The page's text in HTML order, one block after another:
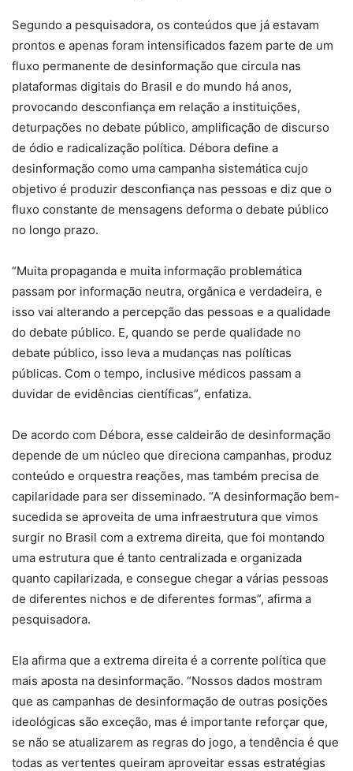
Segundo a pesquisadora, os conteúdos que já estavam
prontos e apenas foram intensificados fazem parte de um
fluxo permanente de desinformação que circula nas
plataformas digitais do Brasil e do mundo há anos,
provocando desconfiança em relação a instituições,
deturpações no debate público, amplificação de discurso
de ódio e radicalização política. Débora define a
desinformação como uma campanha sistemática cujo
objetivo é produzir desconfiança nas pessoas e diz que o
fluxo constante de mensagens deforma o debate público
no longo prazo.
“Muita propaganda e muita informação problemática
passam por informação neutra, orgânica e verdadeira, e
isso vai alterando a percepção das pessoas e a qualidade
do debate público. E, quando se perde qualidade no
debate público, isso leva a mudanças nas políticas
públicas. Com o tempo, inclusive médicos passam a
duvidar de evidências científicas”, enfatiza.
De acordo com Débora, esse caldeirão de desinformação
depende de um núcleo que direciona campanhas, produz
conteúdo e orquestra reações, mas também precisa de
capilaridade para ser disseminado. “A desinformação bem-
sucedida se aproveita de uma infraestrutura que vimos
surgir no Brasil com a extrema direita, que foi montando
uma estrutura que é tanto centralizada e organizada
quanto capilarizada, e consegue chegar a várias pessoas
de diferentes nichos e de diferentes formas”, afirma a
pesquisadora.
Ela afirma que a extrema direita é a corrente política que
mais aposta na desinformação. “Nossos dados mostram
que as campanhas de desinformação de outras posições
ideológicas são exceção, mas é importante reforçar que,
se não se atualizarem as regras do jogo, a tendência é que
todas as vertentes queiram aproveitar essas estratégias